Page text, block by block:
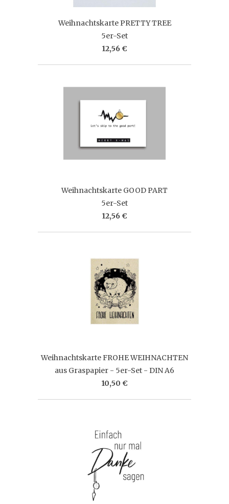
Weihnachtskarte PRETTY TREE
5er-Set
12,56 €
Weihnachtskarte GOOD PART
5er-Set
12,56 €
Weihnachtskarte FROHE WEIHNACHTEN
aus Graspapier - 5er-Set - DIN A6
10,50 €